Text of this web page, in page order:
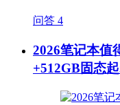
问答 4
2026笔记本值
+512GB固态